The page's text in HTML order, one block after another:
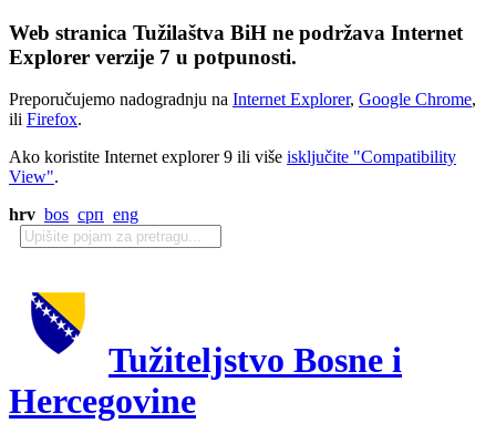
Web stranica Tužilaštva BiH ne podržava Internet
Explorer verzije 7 u potpunosti.
Preporučujemo nadogradnju na Internet Explorer, Google Chrome,
ili Firefox.
Ako koristite Internet explorer 9 ili više isključite "Compatibility
View".
hrv bos срп eng
Tužiteljstvo Bosne i
Hercegovine